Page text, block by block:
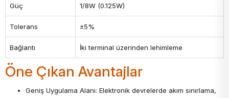
Güç 1/8W (0.125W)
Tolerans ±5%
Bağlantı İki terminal üzerinden lehimleme
Öne Çıkan Avantajlar
Geniş Uygulama Alanı: Elektronik devrelerde akım sınırlama,